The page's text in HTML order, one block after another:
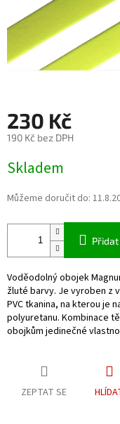
230 Kč
190 Kč bez DPH
cena:
Skladem
Můžeme doručit do:
Voděodolný obojek
žluté barvy. Je vyroben z
PVC tkanina, na kterou je
polyuretanu. Kombinace
obojkům jedinečné
ZEPTAT SE